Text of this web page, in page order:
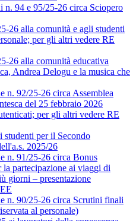
n. 94 e 95/25-26 circa Sciopero
26 alla comunità e agli studenti
per gli altri vedere RE
26 alla comunità educativa
Andrea Delogu e la musica che
n. 92/25-26 circa Assemblea
del 25 febbraio 2026
per gli altri vedere RE
studenti per il Secondo
2025/26
n. 91/25-26 circa Bonus
la partecipazione ai viaggi di
giorni – presentazione
n. 90/25-26 circa Scrutini finali
al personale)